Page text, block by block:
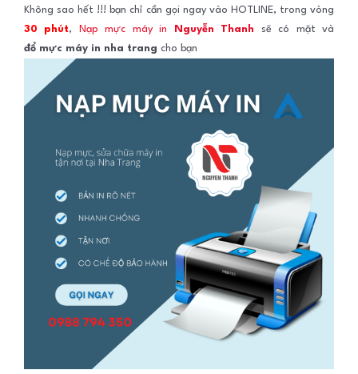
Không sao hết !!! bạn chỉ cần gọi ngay vào HOTLINE, trong vòng
30 phút, Nạp mực máy in Nguyễn Thanh sẽ có mặt và
đổ mực máy in nha trang cho bạn